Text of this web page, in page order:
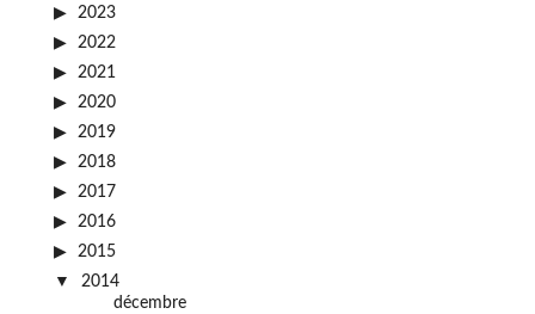
2023
2022
2021
2020
2019
2018
2017
2016
2015
2014
décembre